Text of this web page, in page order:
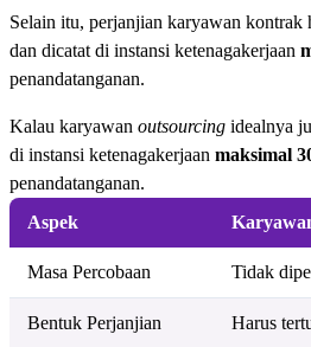
Selain itu, perjanjian karyawan kontrak
dan dicatat di instansi ketenagakerjaan
penandatanganan.
Kalau karyawan outsourcing idealnya
di instansi ketenagakerjaan maksimal
penandatanganan.
Aspek
Masa Percobaan Tidak
Bentuk Perjanjian Harus